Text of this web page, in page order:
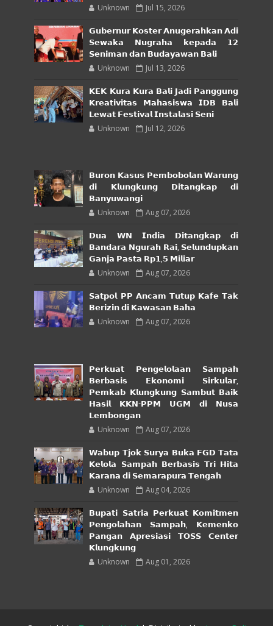
Unknown Jul 15, 2026
𝗚𝘂𝗯𝗲𝗿𝗻𝘂𝗿 𝗞𝗼𝘀𝘁𝗲𝗿 𝗔𝗻𝘂𝗴𝗲𝗿𝗮𝗵𝗸𝗮𝗻 𝗔𝗱𝗶
𝗦𝗲𝘄𝗮𝗸𝗮 𝗡𝘂𝗴𝗿𝗮𝗵𝗮 𝗸𝗲𝗽𝗮𝗱𝗮 𝟭𝟮
𝗦𝗲𝗻𝗶𝗺𝗮𝗻 𝗱𝗮𝗻 𝗕𝘂𝗱𝗮𝘆𝗮𝘄𝗮𝗻 𝗕𝗮𝗹𝗶
Unknown Jul 13, 2026
𝗞𝗘𝗞 𝗞𝘂𝗿𝗮 𝗞𝘂𝗿𝗮 𝗕𝗮𝗹𝗶 𝗝𝗮𝗱𝗶 𝗣𝗮𝗻𝗴𝗴𝘂𝗻𝗴
𝗞𝗿𝗲𝗮𝘁𝗶𝘃𝗶𝘁𝗮𝘀 𝗠𝗮𝗵𝗮𝘀𝗶𝘀𝘄𝗮 𝗜𝗗𝗕 𝗕𝗮𝗹𝗶
𝗟𝗲𝘄𝗮𝘁 𝗙𝗲𝘀𝘁𝗶𝘃𝗮𝗹 𝗜𝗻𝘀𝘁𝗮𝗹𝗮𝘀𝗶 𝗦𝗲𝗻𝗶
Unknown Jul 12, 2026
𝗕𝘂𝗿𝗼𝗻 𝗞𝗮𝘀𝘂𝘀 𝗣𝗲𝗺𝗯𝗼𝗯𝗼𝗹𝗮𝗻 𝗪𝗮𝗿𝘂𝗻𝗴
𝗱𝗶 𝗞𝗹𝘂𝗻𝗴𝗸𝘂𝗻𝗴 𝗗𝗶𝘁𝗮𝗻𝗴𝗸𝗮𝗽 𝗱𝗶
𝗕𝗮𝗻𝘆𝘂𝘄𝗮𝗻𝗴𝗶
Unknown Aug 07, 2026
𝗗𝘂𝗮 𝗪𝗡 𝗜𝗻𝗱𝗶𝗮 𝗗𝗶𝘁𝗮𝗻𝗴𝗸𝗮𝗽 𝗱𝗶
𝗕𝗮𝗻𝗱𝗮𝗿𝗮 𝗡𝗴𝘂𝗿𝗮𝗵 𝗥𝗮𝗶, 𝗦𝗲𝗹𝘂𝗻𝗱𝘂𝗽𝗸𝗮𝗻
𝗚𝗮𝗻𝗷𝗮 𝗣𝗮𝘀𝘁𝗮 𝗥𝗽𝟭,𝟱 𝗠𝗶𝗹𝗶𝗮𝗿
Unknown Aug 07, 2026
𝗦𝗮𝘁𝗽𝗼𝗹 𝗣𝗣 𝗔𝗻𝗰𝗮𝗺 𝗧𝘂𝘁𝘂𝗽 𝗞𝗮𝗳𝗲 𝗧𝗮𝗸
𝗕𝗲𝗿𝗶𝘇𝗶𝗻 𝗱𝗶 𝗞𝗮𝘄𝗮𝘀𝗮𝗻 𝗕𝗮𝗵𝗮
Unknown Aug 07, 2026
𝗣𝗲𝗿𝗸𝘂𝗮𝘁 𝗣𝗲𝗻𝗴𝗲𝗹𝗼𝗹𝗮𝗮𝗻 𝗦𝗮𝗺𝗽𝗮𝗵
𝗕𝗲𝗿𝗯𝗮𝘀𝗶𝘀 𝗘𝗸𝗼𝗻𝗼𝗺𝗶 𝗦𝗶𝗿𝗸𝘂𝗹𝗮𝗿,
𝗣𝗲𝗺𝗸𝗮𝗯 𝗞𝗹𝘂𝗻𝗴𝗸𝘂𝗻𝗴 𝗦𝗮𝗺𝗯𝘂𝘁 𝗕𝗮𝗶𝗸
𝗛𝗮𝘀𝗶𝗹 𝗞𝗞𝗡-𝗣𝗣𝗠 𝗨𝗚𝗠 𝗱𝗶 𝗡𝘂𝘀𝗮
𝗟𝗲𝗺𝗯𝗼𝗻𝗴𝗮𝗻
Unknown Aug 07, 2026
𝗪𝗮𝗯𝘂𝗽 𝗧𝗷𝗼𝗸 𝗦𝘂𝗿𝘆𝗮 𝗕𝘂𝗸𝗮 𝗙𝗚𝗗 𝗧𝗮𝘁𝗮
𝗞𝗲𝗹𝗼𝗹𝗮 𝗦𝗮𝗺𝗽𝗮𝗵 𝗕𝗲𝗿𝗯𝗮𝘀𝗶𝘀 𝗧𝗿𝗶 𝗛𝗶𝘁𝗮
𝗞𝗮𝗿𝗮𝗻𝗮 𝗱𝗶 𝗦𝗲𝗺𝗮𝗿𝗮𝗽𝘂𝗿𝗮 𝗧𝗲𝗻𝗴𝗮𝗵
Unknown Aug 04, 2026
𝗕𝘂𝗽𝗮𝘁𝗶 𝗦𝗮𝘁𝗿𝗶𝗮 𝗣𝗲𝗿𝗸𝘂𝗮𝘁 𝗞𝗼𝗺𝗶𝘁𝗺𝗲𝗻
𝗣𝗲𝗻𝗴𝗼𝗹𝗮𝗵𝗮𝗻 𝗦𝗮𝗺𝗽𝗮𝗵, 𝗞𝗲𝗺𝗲𝗻𝗸𝗼
𝗣𝗮𝗻𝗴𝗮𝗻 𝗔𝗽𝗿𝗲𝘀𝗶𝗮𝘀𝗶 𝗧𝗢𝗦𝗦 𝗖𝗲𝗻𝘁𝗲𝗿
𝗞𝗹𝘂𝗻𝗴𝗸𝘂𝗻𝗴
Unknown Aug 01, 2026